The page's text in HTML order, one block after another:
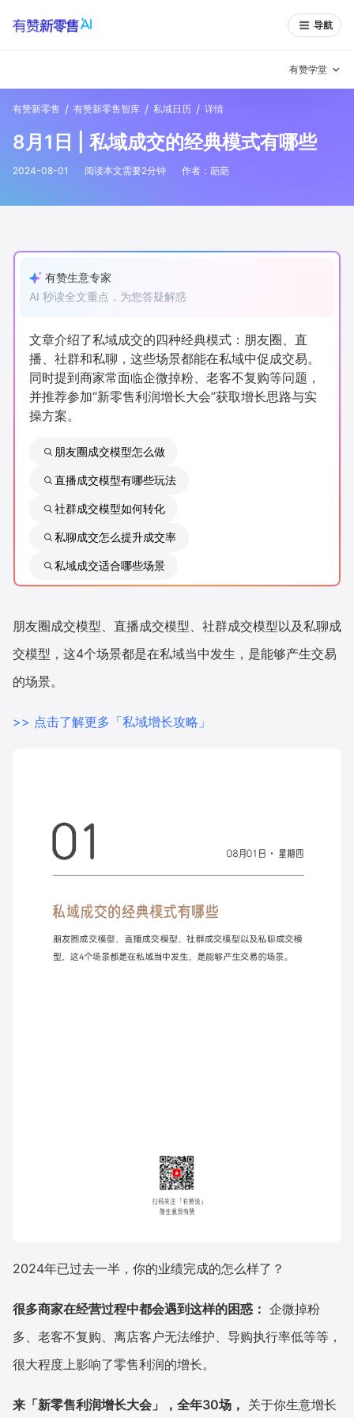
导航
有赞学堂
增长方法
有赞春季发布会 实干家直播间
新零售大会 新零售茶会
新零售私享会 门店经营增长公开课
AllValue 战略合作
增长产品指南
智库 产品场景库
产品更新动态
行业洞察
新零售资讯
合作共进
有赞云 数据通服务
有赞新零售 / 有赞新零售智库 / 私域日历 / 详情
8月1日 | 私域成交的经典模式有哪些
2024-08-01 阅读本文需要2分钟 作者： 葩葩
有赞生意专家
AI 秒读全文重点，为您答疑解惑
文章介绍了私域成交的四种经典模式：朋友圈、直
播、社群和私聊，这些场景都能在私域中促成交易。
同时提到商家常面临企微掉粉、老客不复购等问题，
并推荐参加“新零售利润增长大会”获取增长思路与实
操方案。
朋友圈成交模型怎么做
直播成交模型有哪些玩法
社群成交模型如何转化
私聊成交怎么提升成交率
私域成交适合哪些场景
朋友圈成交模型、直播成交模型、社群成交模型以及私聊成
交模型，这4个场景都是在私域当中发生，是能够产生交易
的场景。
>> 点击了解更多「私域增长攻略」
2024年已过去一半，你的业绩完成的怎么样了？
很多商家在经营过程中都会遇到这样的困惑： 企微掉粉
多、老客不复购、离店客户无法维护、导购执行率低等等，
很大程度上影响了零售利润的增长。
来「新零售利润增长大会」，全年30场， 关于你生意增长